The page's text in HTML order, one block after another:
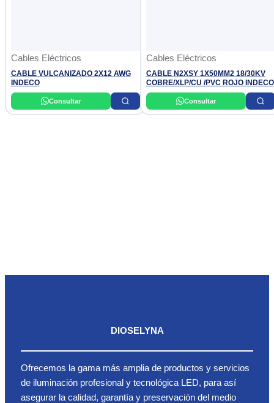
Cables Eléctricos
CABLE VULCANIZADO 2X12 AWG
INDECO
Consultar
Cables Eléctricos
CABLE N2XSY 1X50MM2 18/30KV
COBRE/XLP/CU /PVC ROJO INDECO
Consultar
DIOSELYNA
Ofrecemos la gama más amplia de productos y servicios
de iluminación profesional y tecnológica LED, para así
asegurar la calidad, garantía y preservación del medio